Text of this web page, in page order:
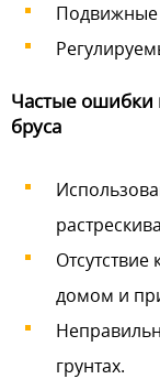
Подвижные
Частые ошибки
бруса
домом и
грунтах.